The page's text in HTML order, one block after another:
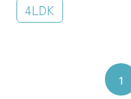
4LDK
1